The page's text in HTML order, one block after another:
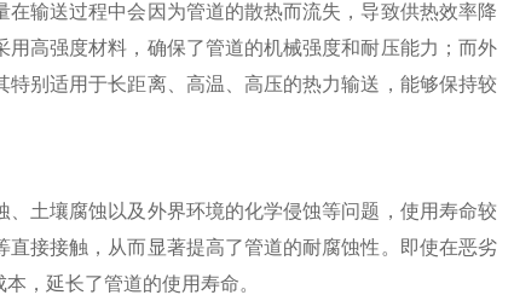
输送过程中会因为管道的散热而流失，导致供热效率降
高强度材料，确保了管道的机械强度和耐压能力；而外
别适用于长距离、高温、高压的热力输送，能够保持较
土壤腐蚀以及外界环境的化学侵蚀等问题，使用寿命较
接接触，从而显著提高了管道的耐腐蚀性。即使在恶劣
，延长了管道的使用寿命。